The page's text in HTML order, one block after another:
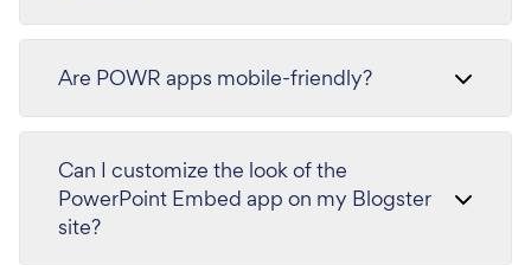
Are POWR apps mobile-friendly?
Can I customize the look of the
PowerPoint Embed app on my Blogster
site?